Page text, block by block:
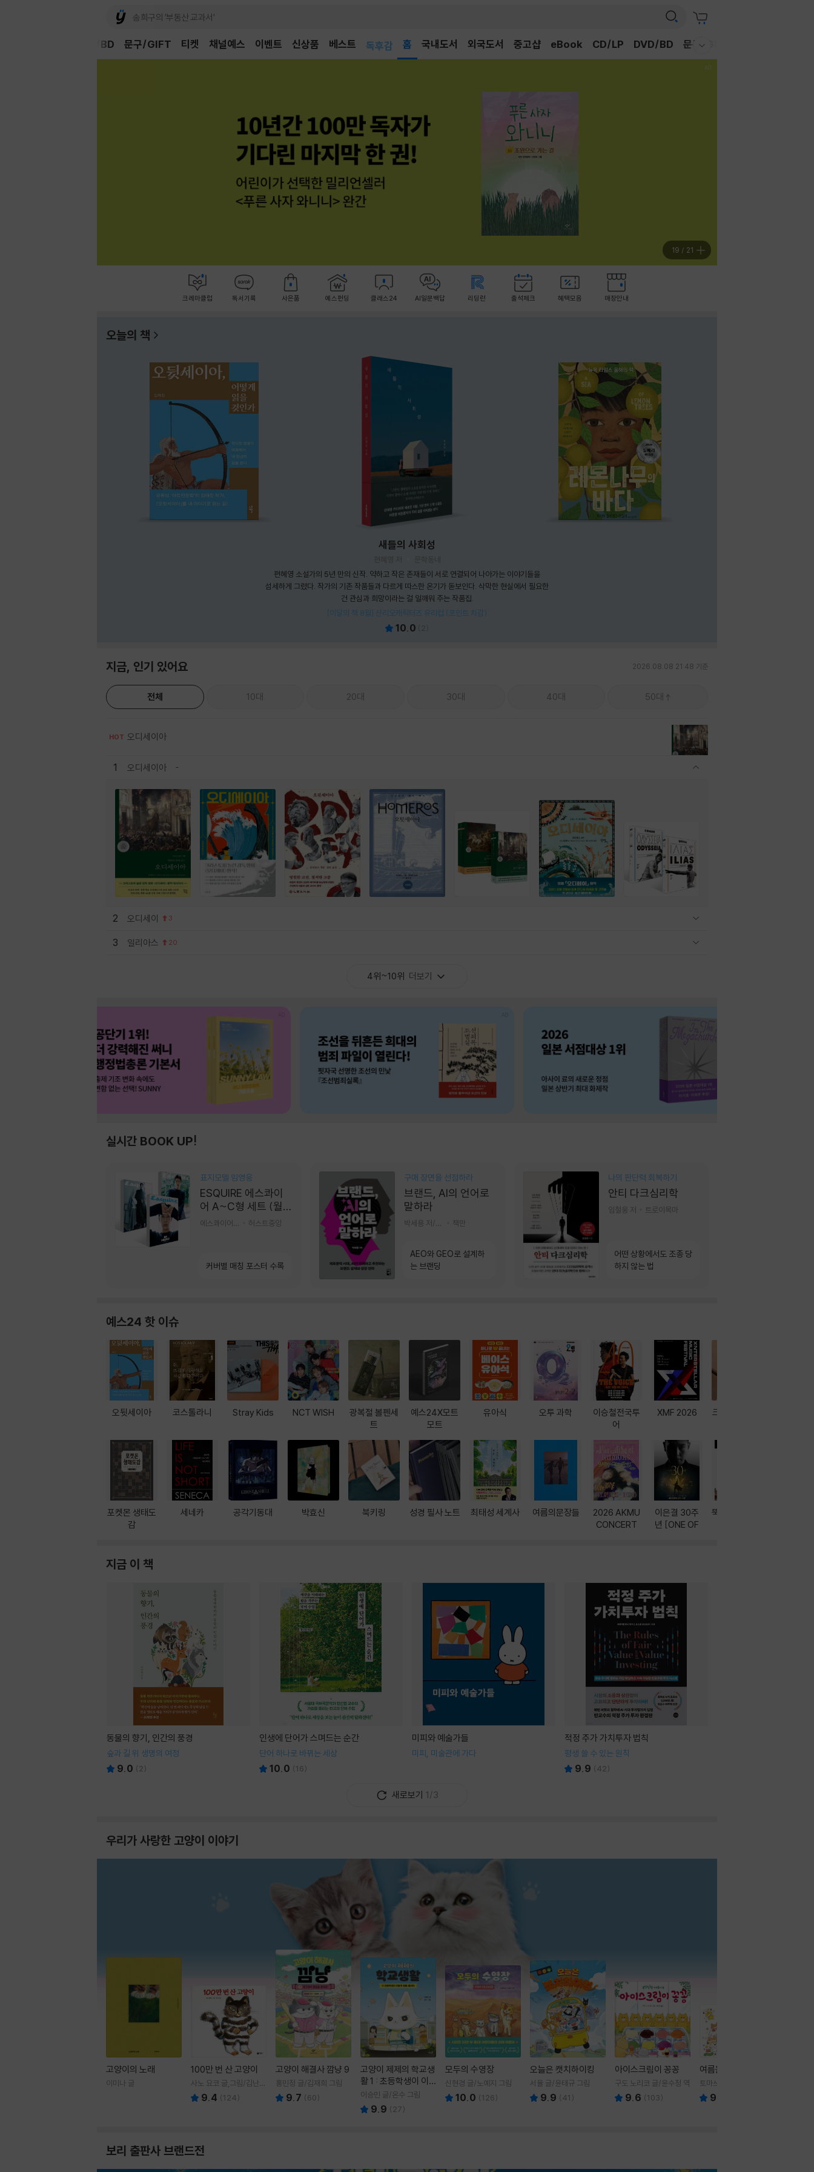
채널예스 이벤트 신상품 베스트
독후감
어린이
홈 국내도서 외국도서 중고샵 eBook CD/LP DVD/BD 문구/GIFT
DVD/BD 문구/GIFT 티켓
20 / 21
크레마클럽 독서기록 사은품 예스펀딩 클래스24 AI일문백답 리딩런 출석체크 혜택모음 매장안내
오늘의 책
새들의 사회성
편혜영 소설가의 5년 만의 신작. 약하고 작은 존재들이 서로 연결되어 나아가는 이야기들을
섬세하게 그렸다. 작가의 기존 작품들과 다르게 따스한 온기가 돋보인다. 삭막한 현실에서 필요한
건 관심과 희망이라는 걸 일깨워 주는 작품집.
[이달의 책 8월] 산리오캐릭터즈 유리컵 (포인트 차감)
10.0
지금, 인기 있어요 2026.08.08 21:48 기준
전체 10대 20대 30대 40대 50대
HOT 오디세이아
1 오디세이아
2 오디세이 3
3 일리아스 20
4위~10위 더보기
실시간 BOOK UP!
표지모델 임영웅
ESQUIRE 에스콰이
어 A~C형 세트 (월
간) : 9월 [2026]
허스트중앙
커버별 매칭 포스터 수록
구매 장면을 선점하라
브랜드, AI의 언어로
말하라
책만
AEO와 GEO로 설계하
는 브랜딩
나의 판단력 회복하기
안티 다크심리학
임철웅 저 트로이목마
어떤 상황에서도 조종 당
하지 않는 법
예스24 핫 이슈
오뒷세이아
포켓몬 생태도
감
코스톨라니
세네카
Stray Kids
공각기동대
NCT WISH
박효신
광복절 볼펜세
트
북키링
예스24X모트
모트
성경 필사 노트
유아식
최태성 세계사
오투 과학
여름의문장들
이승철전국투
어
2026 AKMU
CONCERT
XMF 2026
이은결 30주
년 [ONE OF
크레마 이북 리
뚝딱! AI 3대장
지금 이 책
동물의 향기, 인간의 풍경
숲과 길 위 생명의 여정
9.0 ( 2)
인생에 단어가 스며드는 순간
단어 하나로 바뀌는 세상
10.0 (16)
미피와 예술가들
미피, 미술관에 가다
적정 주가 가치투자 법칙
평생 쓸 수 있는 원칙
9.9 (42)
새로보기 1/3
우리가 사랑한 고양이 이야기
고양이의 노래
이미나 글
100만 번 산 고양이
사노 요코 글,그림/김난주
역 9.4 (124)
고양이 해결사 깜냥 9
홍민정 글/김재희 그림
9.7 (60)
고양이 제제의 학교생
활 1 : 초등학생이 이
렇게 힘들 줄이야
이승민 글/온수 그림
9.9 ( 27)
모두의 수영장
신현경 글/노예지 그림
10.0 (126)
오늘은 캣치하이킹
서율 글/윤태규 그림
9.9 (41 )
아이스크림이 꽁꽁
구도 노리코 글/윤수정 역
9.6 (103)
여름을 부탁해
토마쓰리 글그림
9.8
보리 출판사 브랜드전